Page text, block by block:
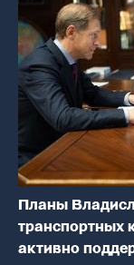
Планы
транспортных
активно